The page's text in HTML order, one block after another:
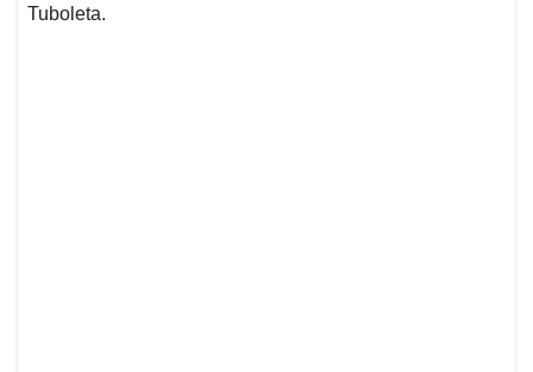
Tuboleta.